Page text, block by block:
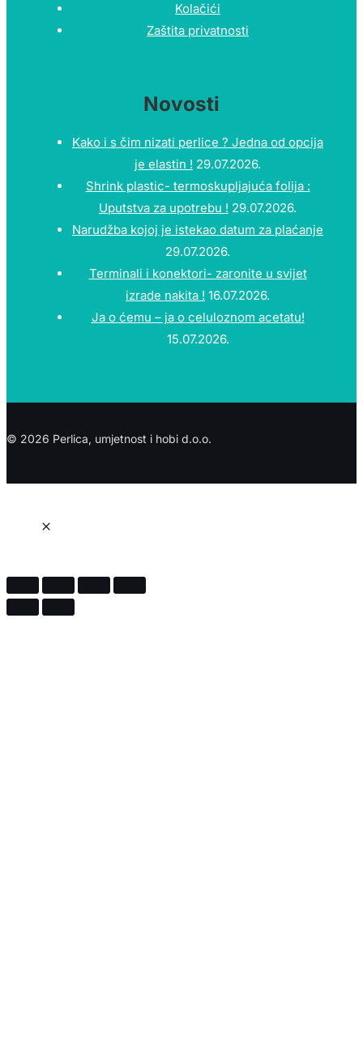
Kolačići
Zaštita privatnosti
Novosti
Kako i s čim nizati perlice ? Jedna od opcija
je elastin ! 29.07.2026.
Shrink plastic- termoskupljajuća folija :
Uputstva za upotrebu ! 29.07.2026.
Narudžba kojoj je istekao datum za plaćanje
29.07.2026.
Terminali i konektori- zaronite u svijet
izrade nakita ! 16.07.2026.
Ja o ćemu – ja o celuloznom acetatu!
15.07.2026.
© 2026 Perlica, umjetnost i hobi d.o.o.